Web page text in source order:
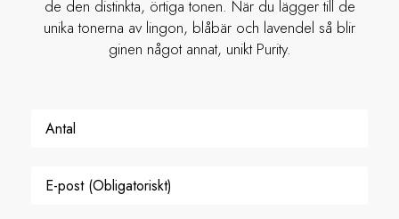
de den distinkta, örtiga tonen. När du lägger till de
unika tonerna av lingon, blåbär och lavendel så blir
ginen något annat, unikt Purity.